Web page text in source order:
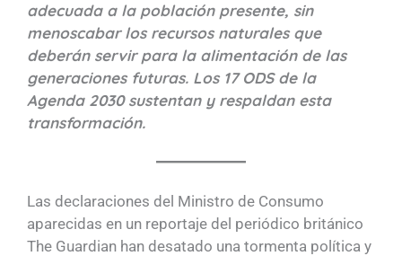
adecuada a la población presente, sin
menoscabar los recursos naturales que
deberán servir para la alimentación de las
generaciones futuras. Los 17 ODS de la
Agenda 2030 sustentan y respaldan esta
transformación.
Las declaraciones del Ministro de Consumo
aparecidas en un reportaje del periódico británico
The Guardian han desatado una tormenta política y